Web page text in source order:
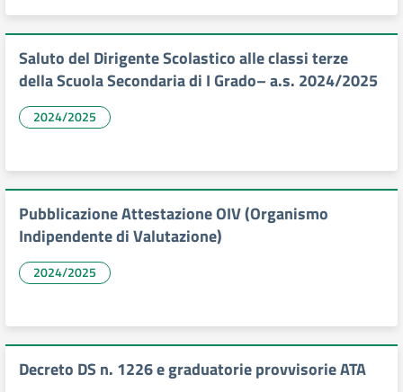
Saluto del Dirigente Scolastico alle classi terze
della Scuola Secondaria di I Grado– a.s. 2024/2025
2024/2025
Pubblicazione Attestazione OIV (Organismo
Indipendente di Valutazione)
2024/2025
Decreto DS n. 1226 e graduatorie provvisorie ATA